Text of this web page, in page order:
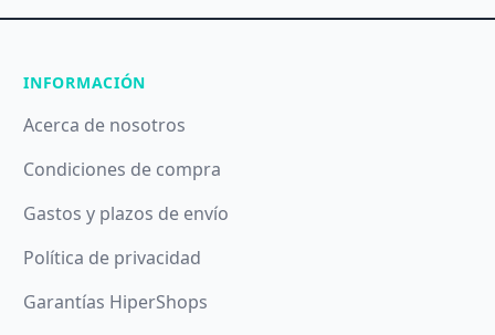
INFORMACIÓN
Acerca de nosotros
Condiciones de compra
Gastos y plazos de envío
Política de privacidad
Garantías HiperShops